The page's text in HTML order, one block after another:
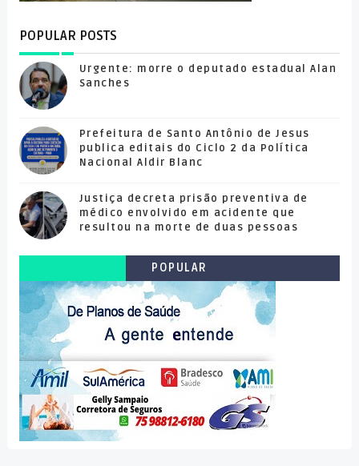
POPULAR POSTS
Urgente: morre o deputado estadual Alan
Sanches
Prefeitura de Santo Antônio de Jesus
publica editais do Ciclo 2 da Política
Nacional Aldir Blanc
Justiça decreta prisão preventiva de
médico envolvido em acidente que
resultou na morte de duas pessoas
POPULAR